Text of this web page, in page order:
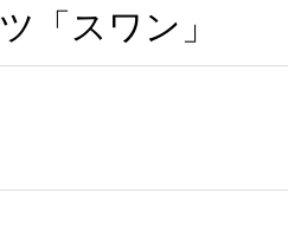
「スワン」